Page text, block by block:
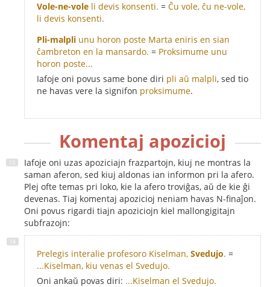
Vole-ne-vole li devis konsenti. = Ĉu vole, ĉu ne-vole,
li devis konsenti.
Pli-malpli unu horon poste Marta eniris en sian
ĉambreton en la mansardo. = Proksimume unu
horon poste...
Iafoje oni povus same bone diri pli aŭ malpli, sed tio
ne havas vere la signifon proksimume.
Komentaj apozicioj
Iafoje oni uzas apoziciajn frazpartojn, kiuj ne montras la
saman aferon, sed kiuj aldonas ian informon pri la afero.
Plej ofte temas pri loko, kie la afero troviĝas, aŭ de kie ĝi
devenas. Tiaj komentaj apozicioj neniam havas N-finaĵon.
Oni povus rigardi tiajn apoziciojn kiel mallongigitajn
subfrazojn:
Prelegis interalie profesoro Kiselman, Svedujo. =
...Kiselman, kiu venas el Svedujo.
Oni ankaŭ povas diri: ...Kiselman el Svedujo.